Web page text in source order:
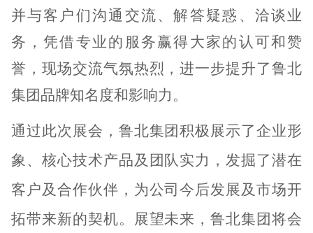
并与客户们沟通交流、解答疑惑、洽谈业
务，凭借专业的服务赢得大家的认可和赞
誉，现场交流气氛热烈，进一步提升了鲁北
集团品牌知名度和影响力。
通过此次展会，鲁北集团积极展示了企业形
象、核心技术产品及团队实力，发掘了潜在
客户及合作伙伴，为公司今后发展及市场开
拓带来新的契机。展望未来，鲁北集团将会